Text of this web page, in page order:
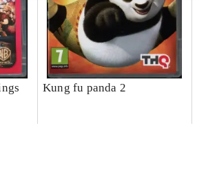
Kung fu panda 2